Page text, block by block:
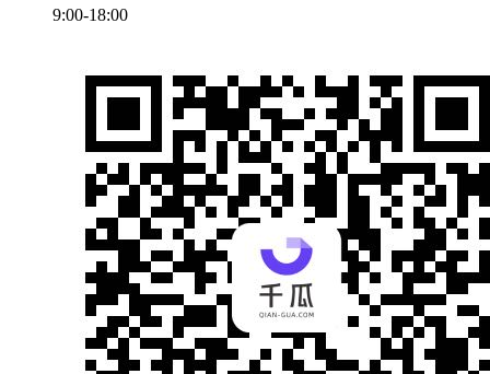
9:00-18:00